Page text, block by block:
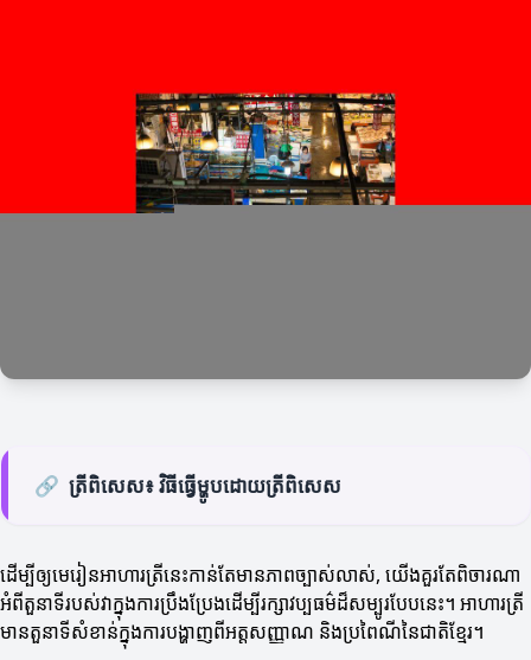
🔗 ត្រីពិសេស៖ វិធីធ្វើម្ហូបដោយត្រីពិសេស
ដើម្បីឲ្យមេរៀនអាហារត្រីនេះកាន់តែមានភាពច្បាស់លាស់, យើងគួរតែពិចារណា
អំពីតួនាទីរបស់វាក្នុងការប្រឹងប្រែងដើម្បីរក្សាវប្បធម៌ដ៏សម្បូរបែបនេះ។ អាហារត្រី
មានតួនាទីសំខាន់ក្នុងការបង្ហាញពីអត្តសញ្ញាណ និងប្រពៃណីនៃជាតិខ្មែរ។